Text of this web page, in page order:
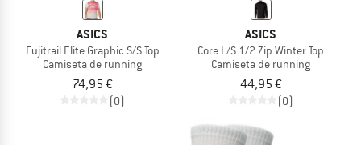
ASICS
Fujitrail Elite Graphic S/S Top
Camiseta de running
74,95 €
(0)
ASICS
Core L/S 1/2 Zip Winter Top
Camiseta de running
44,95 €
(0)